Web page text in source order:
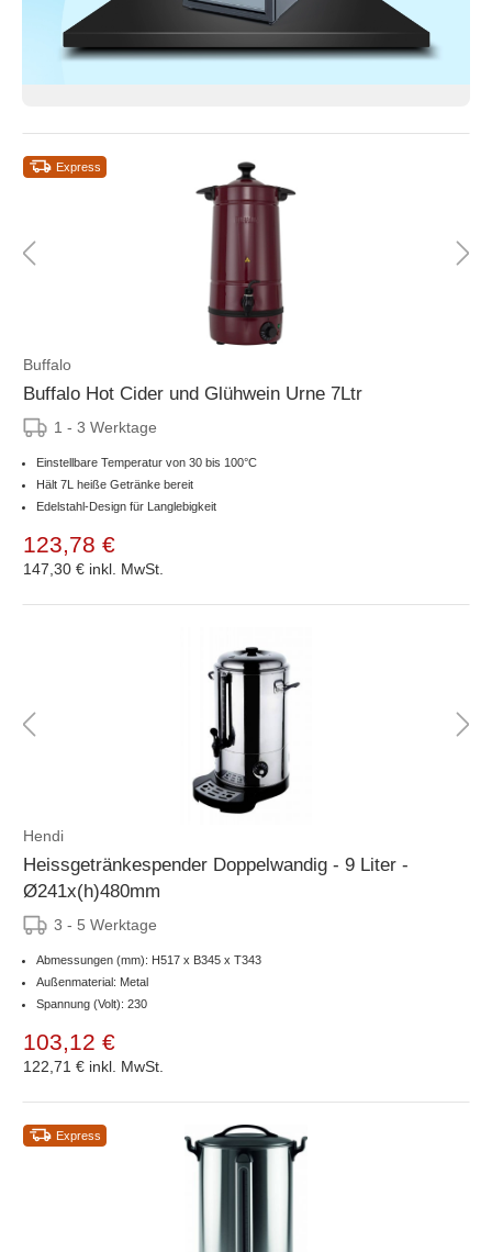
Express
Buffalo
Buffalo Hot Cider und Glühwein Urne 7Ltr
1 - 3 Werktage
Einstellbare Temperatur von 30 bis 100°C
Hält 7L heiße Getränke bereit
Edelstahl-Design für Langlebigkeit
123,78 €
147,30 € inkl. MwSt.
Hendi
Heissgetränkespender Doppelwandig - 9 Liter -
Ø241x(h)480mm
3 - 5 Werktage
Abmessungen (mm): H517 x B345 x T343
Außenmaterial: Metal
Spannung (Volt): 230
103,12 €
122,71 € inkl. MwSt.
Express